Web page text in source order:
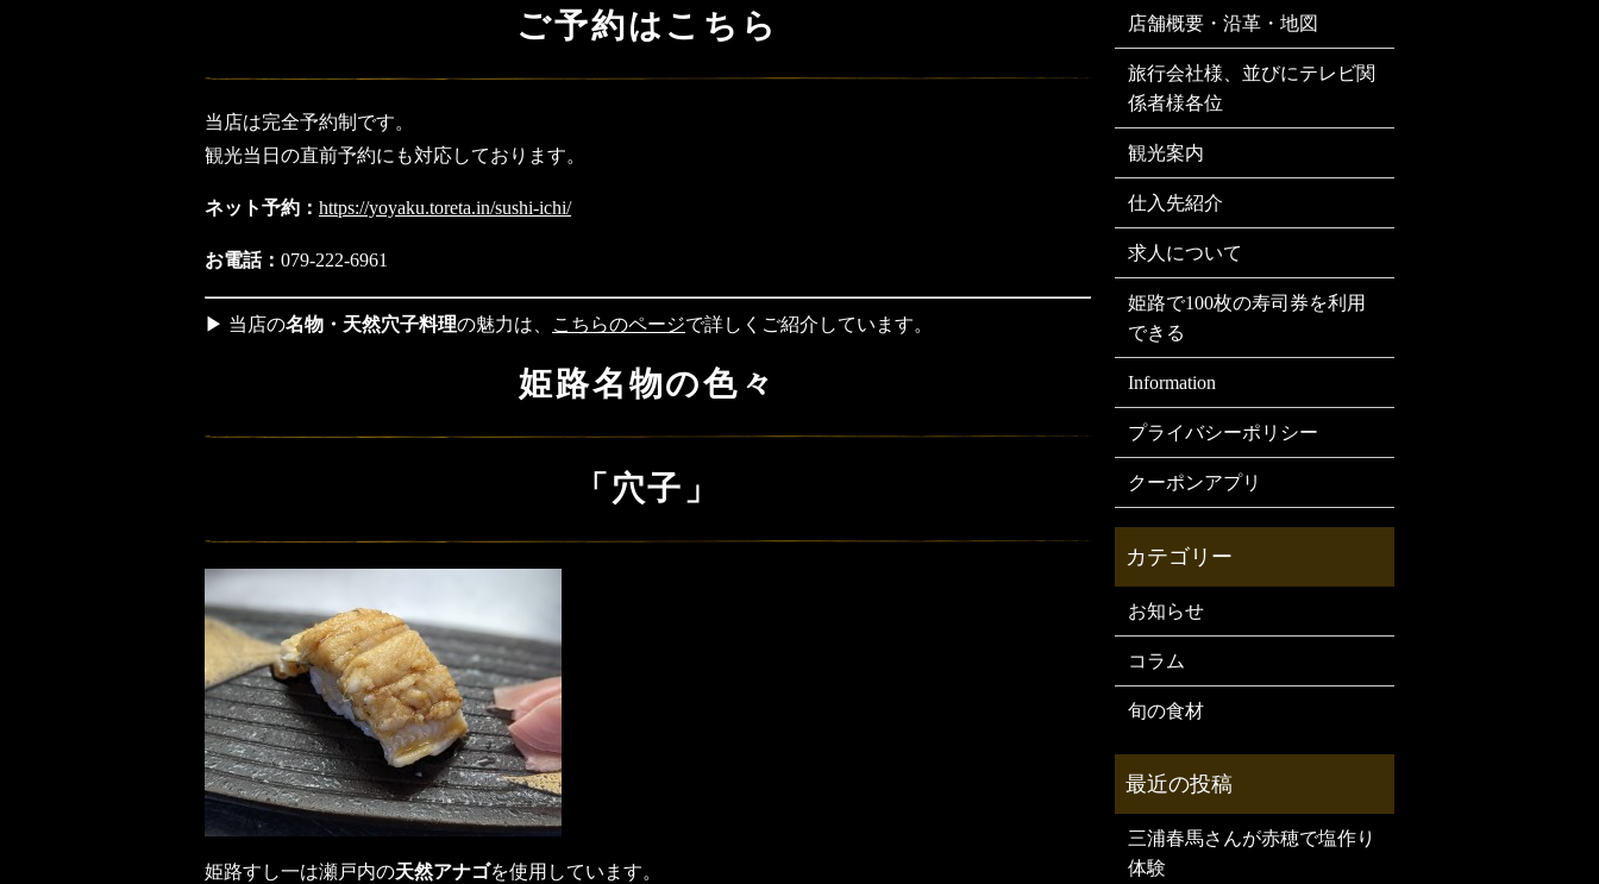
ご予約はこちら
当店は完全予約制です。
観光当日の直前予約にも対応しております。
ネット予約： https://yoyaku.toreta.in/sushi-ichi/
お電話： 079-222-6961
▶ 当店の名物・天然穴子料理の魅力は、 こちらのページで詳しくご紹介しています。
姫路名物の色々
「穴子」
姫路すし一は瀬戸内の天然アナゴを使用しています。
店舗概要・沿革・地図
旅行会社様、並びにテレビ関
係者様各位
観光案内
仕入先紹介
求人について
姫路で100枚の寿司券を利用
できる
Information
プライバシーポリシー
クーポンアプリ
お知らせ
コラム
旬の食材
三浦春馬さんが赤穂で塩作り
体験